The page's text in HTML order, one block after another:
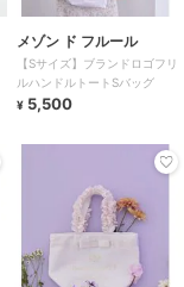
メゾン ド フルール
【Sサイズ】ブランドロゴフリ
ルハンドルトートSバッグ
¥ 5,500